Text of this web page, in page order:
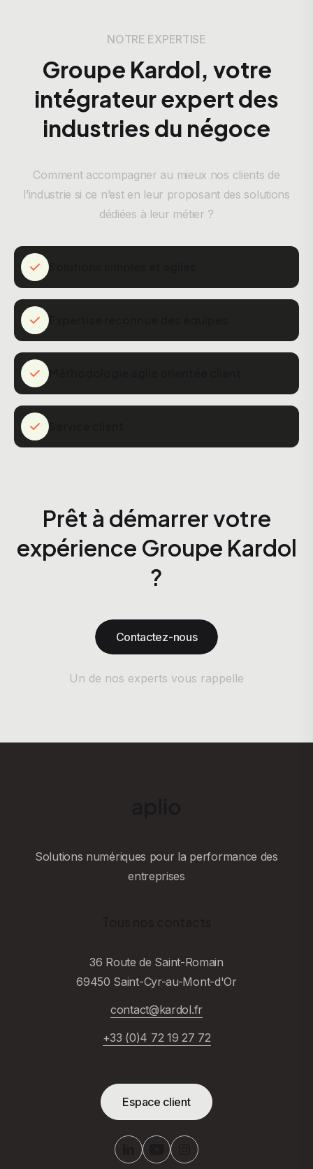
NOTRE EXPERTISE
Groupe Kardol, votre
intégrateur expert des
industries du négoce
Comment accompagner au mieux nos clients de
l’industrie si ce n’est en leur proposant des solutions
dédiées à leur métier ?
Prêt à démarrer votre
expérience Groupe Kardol
?
Contactez-nous
Un de nos experts vous rappelle
Solutions numériques pour la performance des
entreprises
36 Route de Saint-Romain
69450 Saint-Cyr-au-Mont-d'Or
contact@kardol.fr
+33 (0)4 72 19 27 72
Espace client